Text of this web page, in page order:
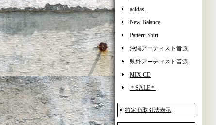
adidas
New Balance
Pattern Shirt
沖縄アーティスト音源
県外アーティスト音源
MIX CD
＊SALE＊
特定商取引法表示